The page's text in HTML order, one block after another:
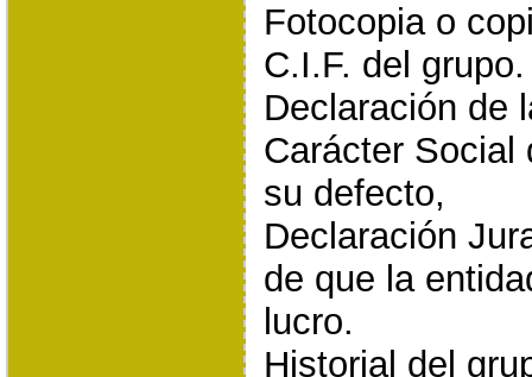
Fotocopia o
C.I.F. del grupo.
Declaración de
Carácter Social
su defecto,
Declaración
de que la
lucro.
Historial del